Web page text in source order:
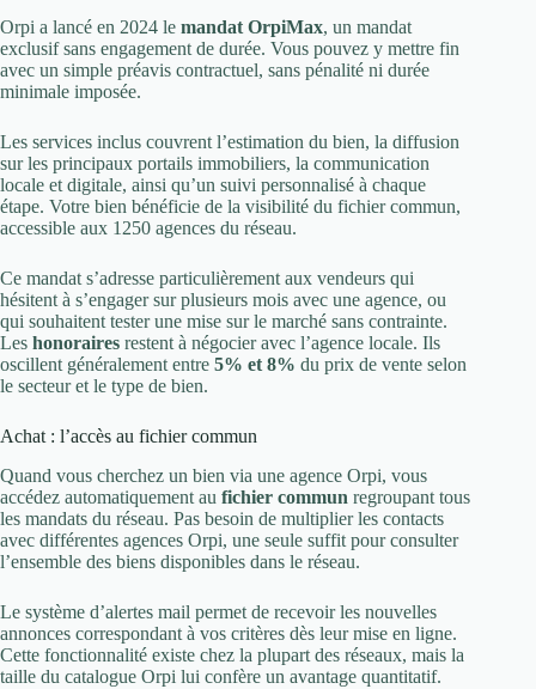
Orpi a lancé en 2024 le mandat OrpiMax, un mandat
exclusif sans engagement de durée. Vous pouvez y mettre fin
avec un simple préavis contractuel, sans pénalité ni durée
minimale imposée.
Les services inclus couvrent l’estimation du bien, la diffusion
sur les principaux portails immobiliers, la communication
locale et digitale, ainsi qu’un suivi personnalisé à chaque
étape. Votre bien bénéficie de la visibilité du fichier commun,
accessible aux 1250 agences du réseau.
Ce mandat s’adresse particulièrement aux vendeurs qui
hésitent à s’engager sur plusieurs mois avec une agence, ou
qui souhaitent tester une mise sur le marché sans contrainte.
Les honoraires restent à négocier avec l’agence locale. Ils
oscillent généralement entre 5% et 8% du prix de vente selon
le secteur et le type de bien.
Achat : l’accès au fichier commun
Quand vous cherchez un bien via une agence Orpi, vous
accédez automatiquement au fichier commun regroupant tous
les mandats du réseau. Pas besoin de multiplier les contacts
avec différentes agences Orpi, une seule suffit pour consulter
l’ensemble des biens disponibles dans le réseau.
Le système d’alertes mail permet de recevoir les nouvelles
annonces correspondant à vos critères dès leur mise en ligne.
Cette fonctionnalité existe chez la plupart des réseaux, mais la
taille du catalogue Orpi lui confère un avantage quantitatif.